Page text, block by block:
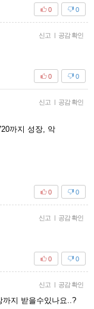
0
0
신고 | 공감 확인
0
0
신고 | 공감 확인
까지 성장, 악
0
0
신고 | 공감 확인
0
0
신고 | 공감 확인
지 받을수있나요..?